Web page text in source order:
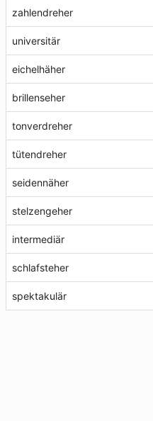
zahlendreher
universitär
eichelhäher
brillenseher
tonverdreher
tütendreher
seidennäher
stelzengeher
intermediär
schlafsteher
spektakulär